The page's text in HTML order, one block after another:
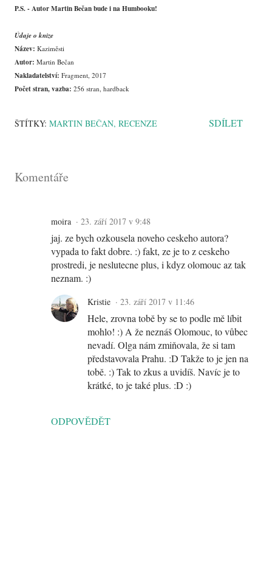
P.S. - Autor Martin Bečan bude i na Humbooku!
Údaje o knize
Název: Kaziměsti
Autor: Martin Bečan
Nakladatelství: Fragment, 2017
Počet stran, vazba: 256 stran, hardback
ŠTÍTKY: MARTIN BEČAN RECENZE SDÍLET
Komentáře
moira 23. září 2017 v 9:48
jaj. ze bych ozkousela noveho ceskeho autora?
vypada to fakt dobre. :) fakt, ze je to z ceskeho
prostredi, je neslutecne plus, i kdyz olomouc az tak
neznam. :)
ODPOVĚDĚT
Kristie 23. září 2017 v 11:46
Hele, zrovna tobě by se to podle mě líbit
mohlo! :) A že neznáš Olomouc, to vůbec
nevadí. Olga nám zmiňovala, že si tam
představovala Prahu. :D Takže to je jen na
tobě. :) Tak to zkus a uvidíš. Navíc je to
krátké, to je také plus. :D :)